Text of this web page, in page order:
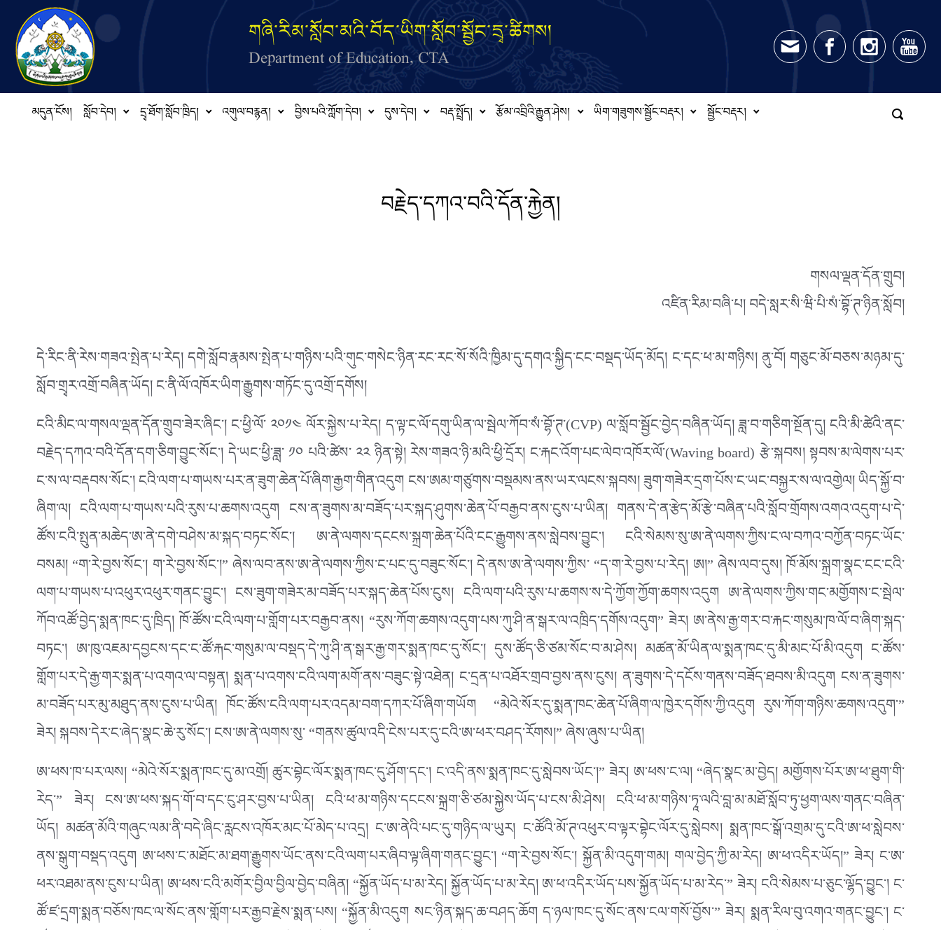
Skip to main content
གཞི་རིམ་སློབ་མའི་བོད་ཡིག་སློབ་སྦྱོང་དྲྭ་ཚིགས།
Department of Education, CTA
མདུན་ངོས། སློབ་དེབ། དྲྭ་ཐོག་སློབ་ཁྲིད། འགུལ་བརྙན། བྱིས་པའི་ཀློག་དེབ། དུས་དེབ། བརྡ་སྤྲོད། རྩོམ་འབྲིའི་རྒྱུན་ཤེས། ཡིག་གཟུགས་སྦྱོང་བརྡར། སྦྱོང་བརྡར།
བརྗེད་དཀའ་བའི་དོན་རྐྱེན།
གསལ་ལྡན་དོན་གྲུབ།
འཛིན་རིམ་བཞི་པ། བདེ་སླར་སི་ཝི་པི་སཾ་བྷོ་ཊ་ཉིན་སློབ།
དེ་རིང་ནི་རེས་གཟའ་སྤེན་པ་རེད། དགེ་སློབ་རྣམས་སྤེན་པ་གཉིས་པའི་གུང་གསེང་ཉིན་རང་རང་སོ་སོའི་ཁྱིམ་དུ་དགའ་སྐྱིད་ངང་བསྡད་ཡོད་མོད། ང་དང་ཕ་མ་གཉིས། ནུ་བོ། གཅུང་མོ་བཅས་མཉམ་དུ་
སློབ་གྲྭར་འགྲོ་བཞིན་ཡོད། ང་ནི་ལོ་འཁོར་ཡིག་རྒྱུགས་གཏོང་དུ་འགྲོ་དགོས།
ངའི་མིང་ལ་གསལ་ལྡན་དོན་གྲུབ་ཟེར་ཞིང་། ང་ཕྱི་ལོ་ ༢༠༡༤ ལོར་སྐྱེས་པ་རེད། ད་ལྟ་ང་ལོ་དགུ་ཡིན་ལ་སྦེལ་ཀོབ་སཾ་བྷོ་ཊ་(CVP) ལ་སློབ་སྦྱོང་བྱེད་བཞིན་ཡོད། ཟླ་བ་གཅིག་སྔོན་དུ། ངའི་མི་ཚེའི་ནང་
བརྗེད་དཀའ་བའི་དོན་དག་ཅིག་བྱུང་སོང་། དེ་ཡང་ཕྱི་ཟླ་ ༡༠ པའི་ཚེས་ ༢༢ ཉིན་སྟེ། རེས་གཟའ་ཉི་མའི་ཕྱི་དྲོར། ང་རྐང་འོག་པང་ལེབ་འཁོར་ལོ་(Waving board) རྩེ་སྐབས། སྟབས་མ་ལེགས་པར་
ང་ས་ལ་བརྡབས་སོང་། ངའི་ལག་པ་གཡས་པར་ན་ཟུག་ཆེན་པོ་ཞིག་རྒྱག་གིན་འདུག ངས་ཨམ་གཙུགས་བསྡམས་ནས་ཡར་ལངས་སྐབས། ཟུག་གཟེར་དྲག་པོས་ང་ཡང་བསྐྱར་ས་ལ་འགྱེལ། ཡིད་སྐྱོ་བ་
ཞིག་ལ། ངའི་ལག་པ་གཡས་པའི་རུས་པ་ཆགས་འདུག ངས་ན་ཟུགས་མ་བཟོད་པར་སྐད་ཤུགས་ཆེན་པོ་བརྒྱབ་ནས་ངུས་པ་ཡིན། གནས་དེ་ན་རྩེད་མོ་རྩེ་བཞིན་པའི་སློབ་གྲོགས་འགའ་འདུག་པ་དེ་
ཚོས་ངའི་སྤུན་མཆེད་ཨ་ནེ་དགེ་བཤེས་མ་སྐད་བཏང་སོང་། ཨ་ནེ་ལགས་དངངས་སྐྲག་ཆེན་པོའི་ངང་རྒྱུགས་ནས་སླེབས་བྱུང་། ངའི་སེམས་སུ་ཨ་ནེ་ལགས་ཀྱིས་ང་ལ་བཀའ་བཀྱོན་བཏང་ཡོང་
བསམ། “ག་རེ་བྱས་སོང་། ག་རེ་བྱས་སོང་།” ཞེས་ལབ་ནས་ཨ་ནེ་ལགས་ཀྱིས་ང་པང་དུ་བཟུང་སོང་། དེ་ནས་ཨ་ནེ་ལགས་ཀྱིས་ “ད་ག་རེ་བྱས་པ་རེད། ཨ།” ཞེས་ལབ་དུས། ཁོ་མོས་སྐྲག་སྣང་ངང་ངའི་
ལག་པ་གཡས་པ་འཕུར་འཕུར་གནང་བྱུང་། ངས་ཟུག་གཟེར་མ་བཟོད་པར་སྐད་ཆེན་པོས་ངུས། ངའི་ལག་པའི་རུས་པ་ཆགས་ས་དེ་ཀྱོག་ཀྱོག་ཆགས་འདུག ཨ་ནེ་ལགས་ཀྱིས་གང་མགྱོགས་ང་སྦེལ་
ཀོབ་འཚོ་བྱེད་སྨན་ཁང་དུ་ཁྲིད། ཁོ་ཚོས་ངའི་ལག་པ་གློག་པར་བརྒྱབ་ནས། “རུས་ཀོག་ཆགས་འདུག་པས་ཀུ་ཤི་ན་སྒར་ལ་འཁྲིད་དགོས་འདུག” ཟེར། ཨ་ནེས་རྒྱ་གར་བ་རྐང་གསུམ་ཁ་ལོ་བ་ཞིག་སྐད་
བཏང་། ཨ་ཁུ་འཇམ་དབྱངས་དང་ང་ཚོ་རྐང་གསུམ་ལ་བསྡད་དེ་ཀུ་ཤི་ན་སྒར་རྒྱ་གར་སྨན་ཁང་དུ་སོང་། དུས་ཚོད་ཅི་ཙམ་སོང་བ་མ་ཤེས། མཚན་མོ་ཡིན་ལ་སྨན་ཁང་དུ་མི་མང་པོ་མི་འདུག ང་ཚོས་
གློག་པར་དེ་རྒྱ་གར་སྨན་པ་འགའ་ལ་བསྟན། སྨན་པ་འགས་ངའི་ལག་མགོ་ནས་བཟུང་སྟེ་འཐེན། ང་དྲན་པ་འཐོར་གྲབ་བྱས་ནས་ངུས། ན་ཟུགས་དེ་དངོས་གནས་བཟོད་ཐབས་མི་འདུག ངས་ན་ཟུགས་
མ་བཟོད་པར་མུ་མཐུད་ནས་ངུས་པ་ཡིན། ཁོང་ཚོས་ངའི་ལག་པར་འདམ་བག་དཀར་པོ་ཞིག་གཡོག “མེའེ་སོར་དུ་སྨན་ཁང་ཆེན་པོ་ཞིག་ལ་ཁྱེར་དགོས་ཀྱི་འདུག རུས་ཀོག་གཉིས་ཆགས་འདུག་”
ཟེར། སྐབས་དེར་ང་ཞེད་སྣང་ཆེ་རུ་སོང་། ངས་ཨ་ནེ་ལགས་སུ་ “གནས་ཚུལ་འདི་ངེས་པར་དུ་ངའི་ཨ་ཕར་བཤད་རོགས།” ཞེས་ཞུས་པ་ཡིན།
ཨ་ཕས་ཁ་པར་ལས། “མེའེ་སོར་སྨན་ཁང་དུ་མ་འགྲོ། ཚུར་བྷེང་ལོར་སྨན་ཁང་དུ་ཤོག་དང་། ང་འདི་ནས་སྨན་ཁང་དུ་སླེབས་ཡོང་།” ཟེར། ཨ་ཕས་ང་ལ། “ཞེད་སྣང་མ་བྱེད། མགྱོགས་པོར་ཨ་ཕ་ཐུག་གི་
རེད་” ཟེར། ངས་ཨ་ཕས་སྐད་གོ་བ་དང་ངུ་ཤར་བྱས་པ་ཡིན། ངའི་ཕ་མ་གཉིས་དངངས་སྐྲག་ཅི་ཙམ་སྐྱེས་ཡོད་པ་ངས་མི་ཤེས། ངའི་ཕ་མ་གཉིས་ཏཱ་ལའི་བླ་མ་མཐོ་སློབ་ཏུ་ཕྱག་ལས་གནང་བཞིན་
ཡོད། མཚན་མོའི་གཞུང་ལམ་ནི་བདེ་ཞིང་རླངས་འཁོར་མང་པོ་མེད་པ་འདྲ། ང་ཨ་ནེའི་པང་དུ་གཉིད་ལ་ཡུར། ང་ཚོའི་མོ་ཊ་འཕུར་བ་ལྟར་བྷེང་ལོར་དུ་སླེབས། སྨན་ཁང་སྒོ་འགྲམ་དུ་ངའི་ཨ་ཕ་སླེབས་
ནས་སྒུག་བསྡད་འདུག ཨ་ཕས་ང་མཐོང་མ་ཐག་རྒྱུགས་ཡོང་ནས་ངའི་ལག་པར་ཞིབ་ལྟ་ཞིག་གནང་བྱུང་། “ག་རེ་བྱས་སོང་། སྐྱོན་མི་འདུག་གམ། གལ་བྱེད་ཀྱི་མ་རེད། ཨ་ཕ་འདིར་ཡོད།” ཟེར། ང་ཨ་
ཕར་འཐམ་ནས་ངུས་པ་ཡིན། ཨ་ཕས་ངའི་མགོར་བྱིལ་བྱིལ་བྱེད་བཞིན། “སྐྱོན་ཡོད་པ་མ་རེད། སྐྱོན་ཡོད་པ་མ་རེད། ཨ་ཕ་འདིར་ཡོད་པས་སྐྱོན་ཡོད་པ་མ་རེད་” ཟེར། ངའི་སེམས་པ་ཅུང་ལྷོད་བྱུང་། ང་
ཚོ་ཛ་དྲག་སྨན་བཅོས་ཁང་ལ་སོང་ནས་གློག་པར་རྒྱབ་རྗེས་སྨན་པས། “སྐྱོན་མི་འདུག སང་ཉིན་སྐད་ཆ་བཤད་ཆོག ད་ཉལ་ཁང་དུ་སོང་ནས་ངལ་གསོ་བྱོས་” ཟེར། སྨན་རིལ་བུ་འགའ་གནང་བྱུང་། ང་